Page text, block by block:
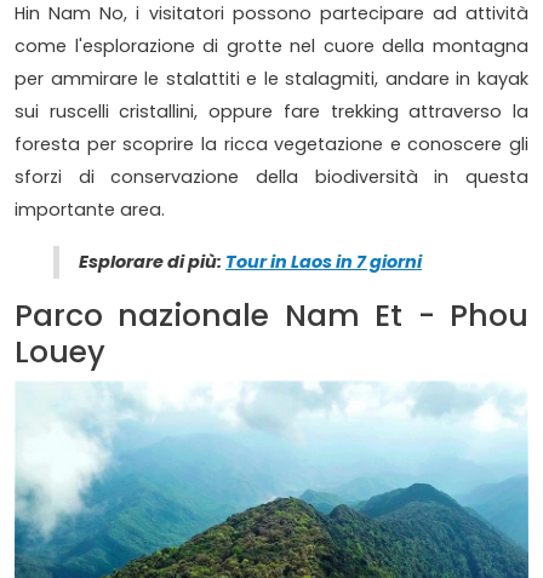
Hin Nam No, i visitatori possono partecipare ad attività
come l'esplorazione di grotte nel cuore della montagna
per ammirare le stalattiti e le stalagmiti, andare in kayak
sui ruscelli cristallini, oppure fare trekking attraverso la
foresta per scoprire la ricca vegetazione e conoscere gli
sforzi di conservazione della biodiversità in questa
importante area.
Esplorare di più: Tour in Laos in 7 giorni
Parco nazionale Nam Et - Phou
Louey